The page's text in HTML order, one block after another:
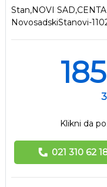
Stan,NOVI
NovosadskiStanovi-
Klikni da
021 310 62